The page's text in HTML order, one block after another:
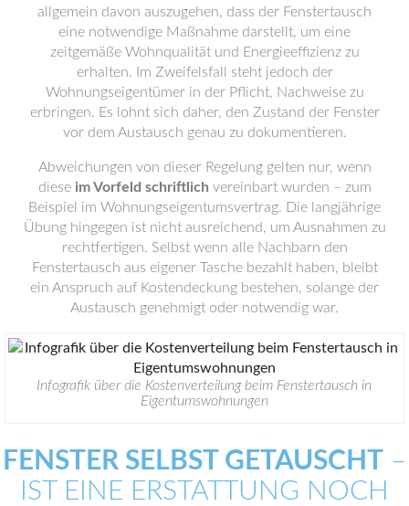
allgemein davon auszugehen, dass der Fenstertausch
eine notwendige Maßnahme darstellt, um eine
zeitgemäße Wohnqualität und Energieeffizienz zu
erhalten. Im Zweifelsfall steht jedoch der
Wohnungseigentümer in der Pflicht, Nachweise zu
erbringen. Es lohnt sich daher, den Zustand der Fenster
vor dem Austausch genau zu dokumentieren.
Abweichungen von dieser Regelung gelten nur, wenn
diese im Vorfeld schriftlich vereinbart wurden – zum
Beispiel im Wohnungseigentumsvertrag. Die langjährige
Übung hingegen ist nicht ausreichend, um Ausnahmen zu
rechtfertigen. Selbst wenn alle Nachbarn den
Fenstertausch aus eigener Tasche bezahlt haben, bleibt
ein Anspruch auf Kostendeckung bestehen, solange der
Austausch genehmigt oder notwendig war.
Infografik über die Kostenverteilung beim Fenstertausch in
Eigentumswohnungen
FENSTER SELBST GETAUSCHT –
IST EINE ERSTATTUNG NOCH